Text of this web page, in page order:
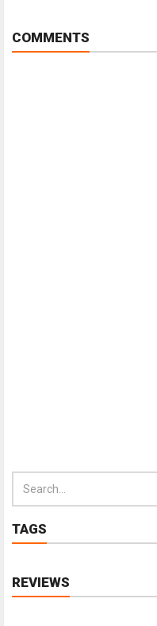
COMMENTS
TAGS
REVIEWS